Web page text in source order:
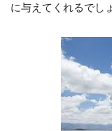
に与えてくれるでし